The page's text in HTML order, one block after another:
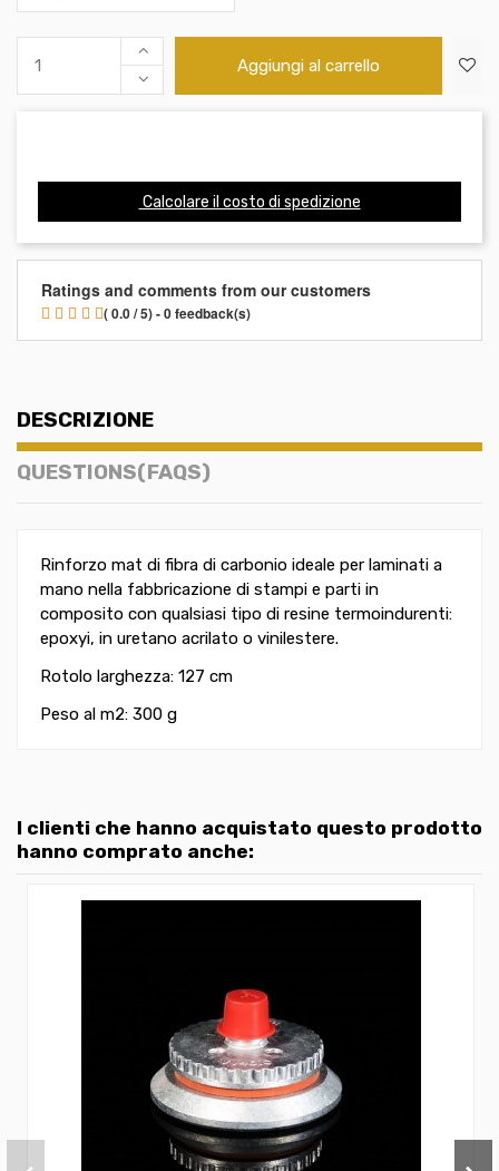
Aggiungi al carrello
Calcolare il costo di spedizione
Ratings and comments from our customers
( 0.0 / 5) - 0 feedback(s)
DESCRIZIONE
QUESTIONS(FAQS)
Rinforzo mat di fibra di carbonio ideale per laminati a
mano nella fabbricazione di stampi e parti in
composito con qualsiasi tipo di resine termoindurenti:
epoxyi, in uretano acrilato o vinilestere.
Rotolo larghezza: 127 cm
Peso al m2: 300 g
I clienti che hanno acquistato questo prodotto
hanno comprato anche: